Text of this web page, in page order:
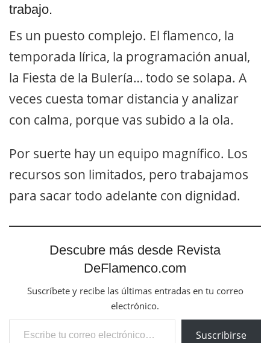
trabajo.
Es un puesto complejo. El flamenco, la
temporada lírica, la programación anual,
la Fiesta de la Bulería… todo se solapa. A
veces cuesta tomar distancia y analizar
con calma, porque vas subido a la ola.
Por suerte hay un equipo magnífico. Los
recursos son limitados, pero trabajamos
para sacar todo adelante con dignidad.
Descubre más desde Revista
DeFlamenco.com
Suscríbete y recibe las últimas entradas en tu correo
electrónico.
Escribe tu correo electrónico…
Suscribirse